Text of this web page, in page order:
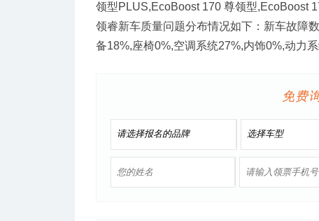
领型PLUS,EcoBoost 170 尊领型,EcoBoost
领睿新车质量问题分布情况如下：新车故障
备18%,座椅0%,空调系统27%,内饰0%,动力
免费